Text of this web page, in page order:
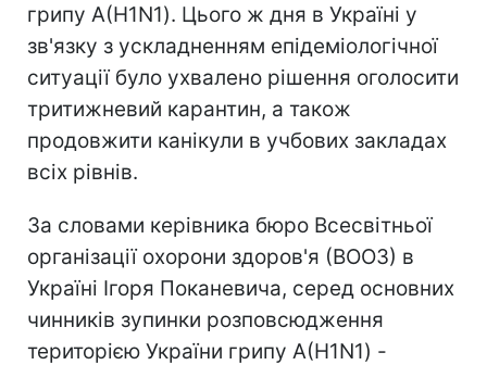
грипу А(H1N1). Цього ж дня в Україні у
зв'язку з ускладненням епідеміологічної
ситуації було ухвалено рішення оголосити
тритижневий карантин, а також
продовжити канікули в учбових закладах
всіх рівнів.
За словами керівника бюро Всесвітньої
організації охорони здоров'я (ВООЗ) в
Україні Ігоря Поканевича, серед основних
чинників зупинки розповсюдження
територією України грипу А(H1N1) -